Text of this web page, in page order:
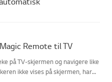
Remote til TV
på TV-skjermen og navigere like
ikke vises på skjermen, har